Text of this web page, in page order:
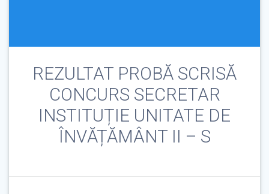
REZULTAT PROBĂ SCRISĂ
CONCURS SECRETAR
INSTITUȚIE UNITATE DE
ÎNVĂȚĂMÂNT II – S